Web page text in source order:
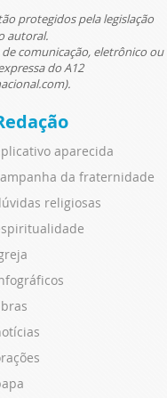
protegidos pela legislação
autoral.
comunicação, eletrônico ou
do A12
aparecida
da fraternidade
religiosas